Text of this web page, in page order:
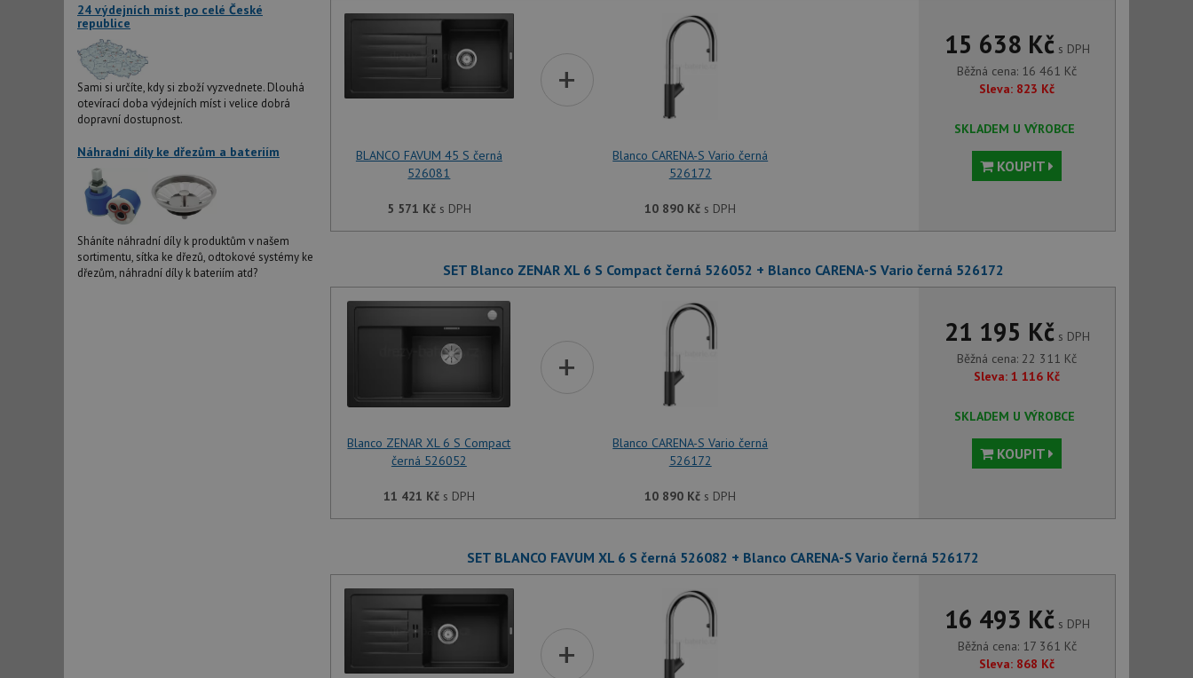
24 výdejních míst po celé České
republice
Sami si určíte, kdy si zboží vyzvednete. Dlouhá
otevírací doba výdejních míst i velice dobrá
dopravní dostupnost.
Náhradní díly ke dřezům a bateriím
Sháníte náhradní díly k produktům v našem
sortimentu, sítka ke dřezů, odtokové systémy ke
dřezům, náhradní díly k bateriím atd?
BLANCO FAVUM 45 S černá
526081
5 571 Kčs DPH
+
Blanco CARENA-S Vario černá
526172
10 890 Kč s DPH
15 638 Kčs DPH
Běžná cena: 16 461 Kč
Sleva: 823 Kč
SKLADEM U VÝROBCE
KOUPIT
SET Blanco ZENAR XL 6 S Compact černá 526052 + Blanco CARENA-S Vario černá 526172
Blanco ZENAR XL 6 S Compact
černá 526052
11 421 Kčs DPH
+
Blanco CARENA-S Vario černá
526172
10 890 Kč s DPH
21 195 Kčs DPH
Běžná cena: 22 311 Kč
Sleva: 1 116 Kč
SKLADEM U VÝROBCE
KOUPIT
SET BLANCO FAVUM XL 6 S černá 526082 + Blanco CARENA-S Vario černá 526172
+
16 493 Kčs DPH
Běžná cena: 17 361 Kč
Sleva: 868 Kč